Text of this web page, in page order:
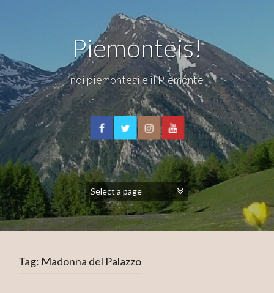
Piemonteis!
noi piemontesi e il Piemonte
Tag: Madonna del Palazzo